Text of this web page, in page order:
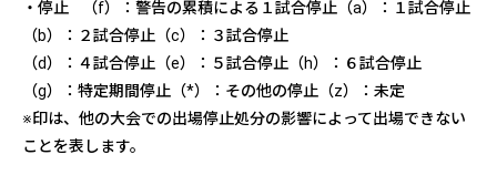
・停止 （f）：警告の累積による１試合停止（a）：１試合停止
（b）：２試合停止（c）：３試合停止
（d）：４試合停止（e）：５試合停止（h）：６試合停止
（g）：特定期間停止（*）：その他の停止（z）：未定
※印は、他の大会での出場停止処分の影響によって出場できない
ことを表します。